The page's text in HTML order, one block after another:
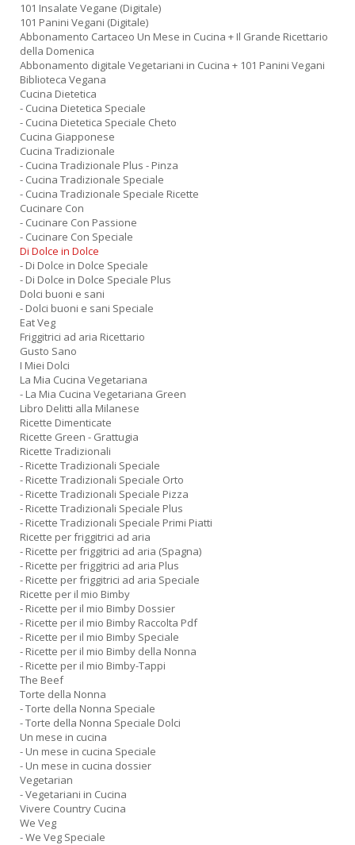
101 Insalate Vegane (Digitale)
101 Panini Vegani (Digitale)
Abbonamento Cartaceo Un Mese in Cucina + Il Grande Ricettario
della Domenica
Abbonamento digitale Vegetariani in Cucina + 101 Panini Vegani
Biblioteca Vegana
Cucina Dietetica
- Cucina Dietetica Speciale
- Cucina Dietetica Speciale Cheto
Cucina Giapponese
Cucina Tradizionale
- Cucina Tradizionale Plus - Pinza
- Cucina Tradizionale Speciale
- Cucina Tradizionale Speciale Ricette
Cucinare Con
- Cucinare Con Passione
- Cucinare Con Speciale
Di Dolce in Dolce
- Di Dolce in Dolce Speciale
- Di Dolce in Dolce Speciale Plus
Dolci buoni e sani
- Dolci buoni e sani Speciale
Eat Veg
Friggitrici ad aria Ricettario
Gusto Sano
I Miei Dolci
La Mia Cucina Vegetariana
- La Mia Cucina Vegetariana Green
Libro Delitti alla Milanese
Ricette Dimenticate
Ricette Green - Grattugia
Ricette Tradizionali
- Ricette Tradizionali Speciale
- Ricette Tradizionali Speciale Orto
- Ricette Tradizionali Speciale Pizza
- Ricette Tradizionali Speciale Plus
- Ricette Tradizionali Speciale Primi Piatti
Ricette per friggitrici ad aria
- Ricette per friggitrici ad aria (Spagna)
- Ricette per friggitrici ad aria Plus
- Ricette per friggitrici ad aria Speciale
Ricette per il mio Bimby
- Ricette per il mio Bimby Dossier
- Ricette per il mio Bimby Raccolta Pdf
- Ricette per il mio Bimby Speciale
- Ricette per il mio Bimby della Nonna
- Ricette per il mio Bimby-Tappi
The Beef
Torte della Nonna
- Torte della Nonna Speciale
- Torte della Nonna Speciale Dolci
Un mese in cucina
- Un mese in cucina Speciale
- Un mese in cucina dossier
Vegetarian
- Vegetariani in Cucina
Vivere Country Cucina
We Veg
- We Veg Speciale